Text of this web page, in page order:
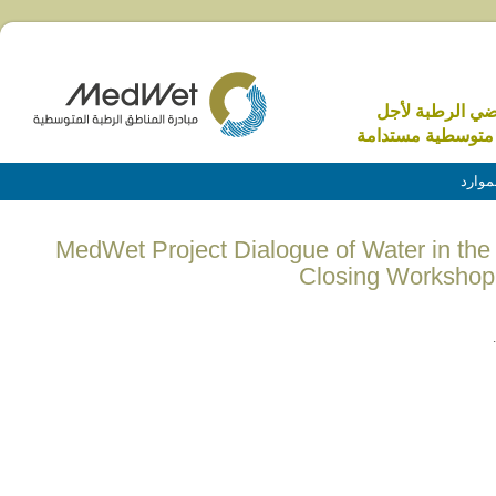
الرطبة لأجل
مستدامة
(English) MedWet Project Dialogue of Water in
Closing
.